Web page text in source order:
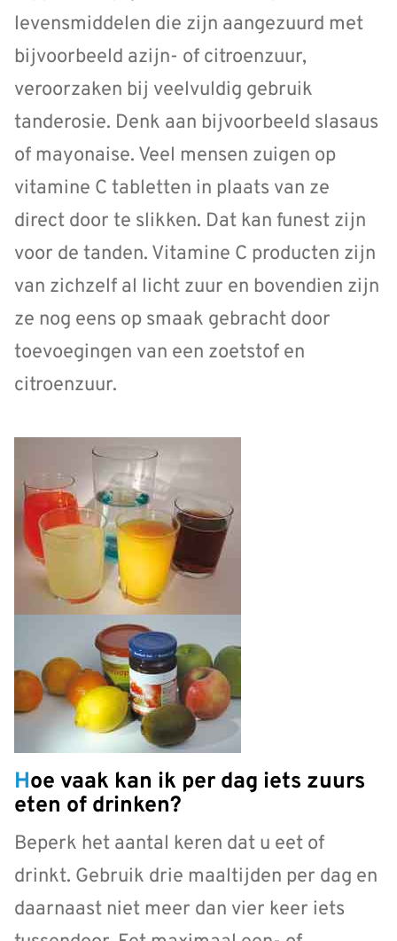
levensmiddelen die zijn aangezuurd met
bijvoorbeeld azijn- of citroenzuur,
veroorzaken bij veelvuldig gebruik
tanderosie. Denk aan bijvoorbeeld slasaus
of mayonaise. Veel mensen zuigen op
vitamine C tabletten in plaats van ze
direct door te slikken. Dat kan funest zijn
voor de tanden. Vitamine C producten zijn
van zichzelf al licht zuur en bovendien zijn
ze nog eens op smaak gebracht door
toevoegingen van een zoetstof en
citroenzuur.
Hoe vaak kan ik per dag iets zuurs
eten of drinken?
Beperk het aantal keren dat u eet of
drinkt. Gebruik drie maaltijden per dag en
daarnaast niet meer dan vier keer iets